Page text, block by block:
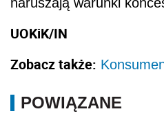
UOKiK/IN
Zobacz także:
POWIĄZANE